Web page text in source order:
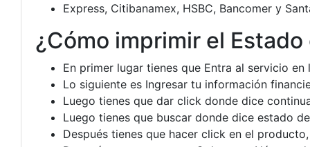
Express, Citibanamex, HSBC, Bancomer y
¿Cómo imprimir el
En primer lugar tienes que Entra al servicio
Lo siguiente es Ingresar tu información
Luego tienes que dar click donde dice
Luego tienes que buscar donde dice estado
Después tienes que hacer click en el